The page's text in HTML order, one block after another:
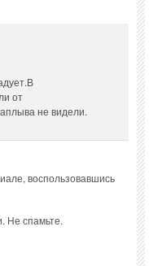
от
не видели.
воспользовавшись
Не спамьте.